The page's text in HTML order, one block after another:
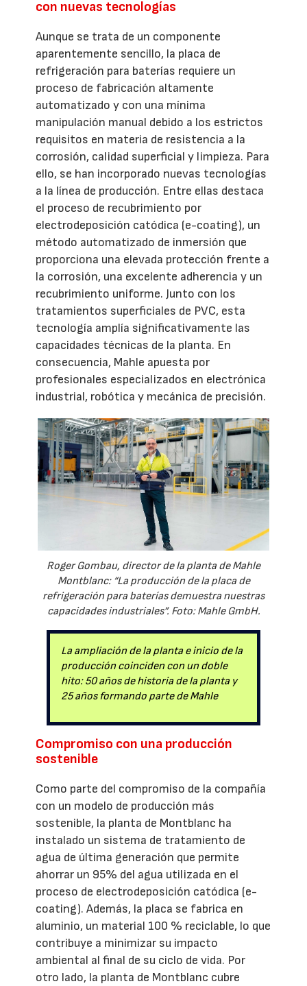
con nuevas tecnologías
Aunque se trata de un componente
aparentemente sencillo, la placa de
refrigeración para baterías requiere un
proceso de fabricación altamente
automatizado y con una mínima
manipulación manual debido a los estrictos
requisitos en materia de resistencia a la
corrosión, calidad superficial y limpieza. Para
ello, se han incorporado nuevas tecnologías
a la línea de producción. Entre ellas destaca
el proceso de recubrimiento por
electrodeposición catódica (e-coating), un
método automatizado de inmersión que
proporciona una elevada protección frente a
la corrosión, una excelente adherencia y un
recubrimiento uniforme. Junto con los
tratamientos superficiales de PVC, esta
tecnología amplía significativamente las
capacidades técnicas de la planta. En
consecuencia, Mahle apuesta por
profesionales especializados en electrónica
industrial, robótica y mecánica de precisión.
Roger Gombau, director de la planta de Mahle
Montblanc: “La producción de la placa de
refrigeración para baterías demuestra nuestras
capacidades industriales”. Foto: Mahle GmbH.
La ampliación de la planta e inicio de la
producción coinciden con un doble
hito: 50 años de historia de la planta y
25 años formando parte de Mahle
Compromiso con una producción
sostenible
Como parte del compromiso de la compañía
con un modelo de producción más
sostenible, la planta de Montblanc ha
instalado un sistema de tratamiento de
agua de última generación que permite
ahorrar un 95% del agua utilizada en el
proceso de electrodeposición catódica (e-
coating). Además, la placa se fabrica en
aluminio, un material 100 % reciclable, lo que
contribuye a minimizar su impacto
ambiental al final de su ciclo de vida. Por
otro lado, la planta de Montblanc cubre